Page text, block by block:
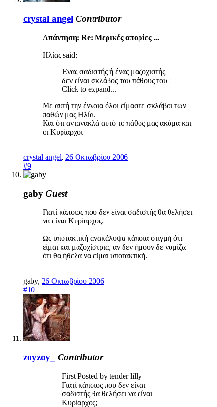
crystal angel Contributor
Απάντηση: Re: Μερικές απορίες ...
Ηλίας said:
Ένας σαδιστής ή ένας μαζοχιστής
δεν είναι σκλάβος του πάθους του ;
Click to expand...
Με αυτή την έννοια όλοι είμαστε σκλάβοι των
παθών μας Ηλία.
Και ότι αντανακλά αυτό το πάθος μας ακόμα και
οι Κυρίαρχοι
crystal angel, 26 Οκτωβρίου 2006
#9
gaby Guest
Γιατί κάποιος που δεν είναι σαδιστής θα θελήσει
να είναι Κυρίαρχος;
Ως υποτακτική ανακάλυψα κάποια στιγμή ότι
είμαι και μαζοχίστρια, αν δεν ήμουν δε νομίζω
ότι θα ήθελα να είμαι υποτακτική.
gaby, 26 Οκτωβρίου 2006
#10
zoyzoy_ Contributor
First Posted by tender lilly
Γιατί κάποιος που δεν είναι
σαδιστής θα θελήσει να είναι
Κυρίαρχος;